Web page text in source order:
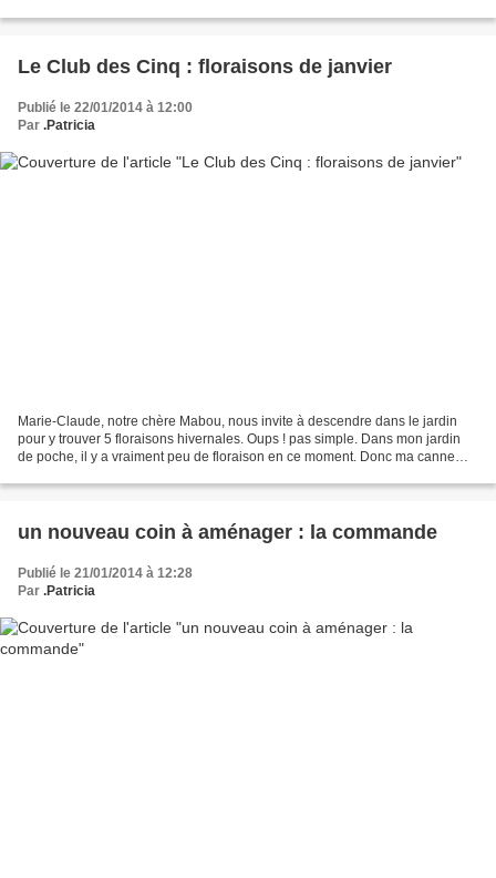
Le Club des Cinq : floraisons de janvier
Publié le 22/01/2014 à 12:00
Par .Patricia
Marie-Claude, notre chère Mabou, nous invite à descendre dans le jardin
pour y trouver 5 floraisons hivernales. Oups ! pas simple. Dans mon jardin
de poche, il y a vraiment peu de floraison en ce moment. Donc ma canne
un nouveau coin à aménager : la commande
Publié le 21/01/2014 à 12:28
Par .Patricia